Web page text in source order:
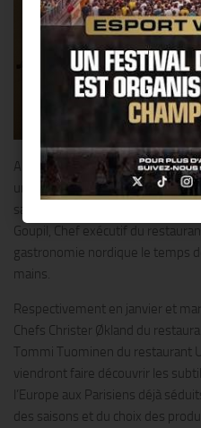
Au « Burgundy Paris », tandis que
une véritable forêt nordique
sapins au tonalités sombres
Goupil, Chef exécutif du
gastronomie nordique le temps
mains.
Respectivement en janvier et
Chefs Christer Økland du
Tommi Tuominen du restaurant
viendront faire découvrir les
l’Europe aux Parisiens déjà
des saisons et du choix des